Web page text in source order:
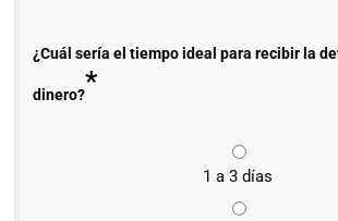
¿Cuál sería el tiempo ideal para recibir la
dinero?*
1 a 3 días